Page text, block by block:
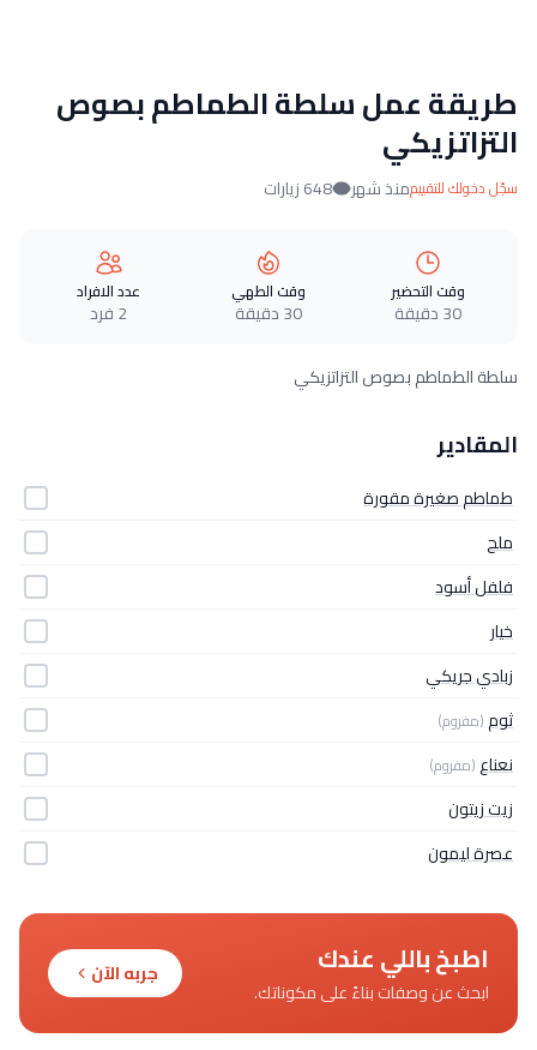
طريقة عمل سلطة الطماطم بصوص
التزاتزيكي
سجّل دخولك للتقييممنذ شهر 648 زيارات
وقت التحضير
30 دقيقة
وقت الطهي
30 دقيقة
عدد الافراد
2 فرد
سلطة الطماطم بصوص التزاتزيكي
المقادير
طماطم صغيرة مقورة
ملح
فلفل أسود
خيار
زبادي جريكي
ثوم(مفروم)
نعناع(مفروم)
زيت زيتون
عصرة ليمون
اطبخ باللي عندك
ابحث عن وصفات بناءً على مكوناتك.
جربه الآن